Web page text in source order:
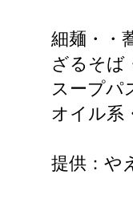
細麺・・
ざるそば
スープパ
オイル系
提供：や